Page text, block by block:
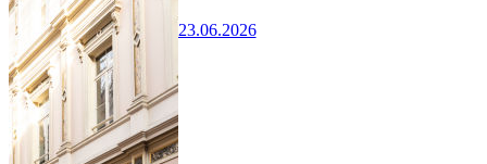
23.06.2026